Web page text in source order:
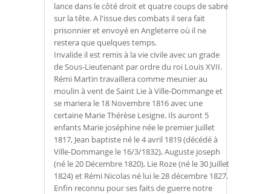
lance dans le côté droit et quatre coups de sabre
sur la tête. A l'issue des combats il sera fait
prisonnier et envoyé en Angleterre où il ne
restera que quelques temps.
Invalide il est remis à la vie civile avec un grade
de Sous-Lieutenant par ordre du roi Louis XVII.
Rémi Martin travaillera comme meunier au
moulin à vent de Saint Lie à Ville-Dommange et
se mariera le 18 Novembre 1816 avec une
certaine Marie Thérèse Lesigne. Ils auront 5
enfants Marie joséphine née le premier Juillet
1817, Jean baptiste né le 4 avril 1819 (décédé à
Ville-Dommange le 16/3/1832), Auguste joseph
(né le 20 Décembre 1820), Lie Roze (né le 30 Juillet
1824) et Rémi Nicolas né lui le 28 décembre 1827.
Enfin reconnu pour ses faits de guerre notre